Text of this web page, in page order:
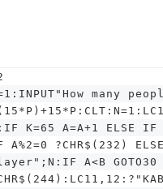
many
K=65 A=A+1 ELSE IF
?CHR$(232)
A<B GOTO30